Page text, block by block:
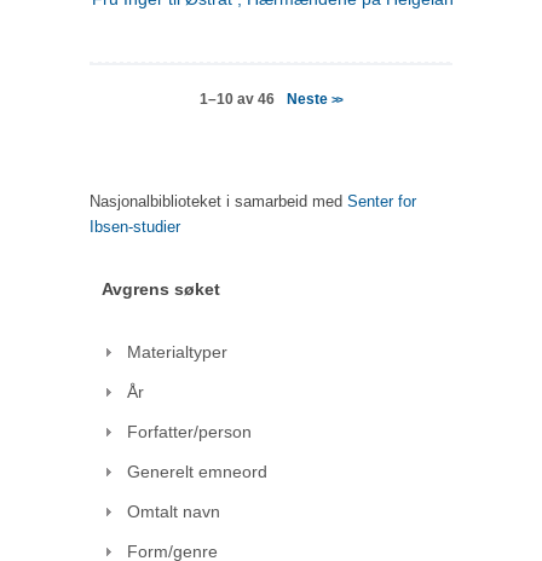
1–10 av 46 Neste>>
Nasjonalbiblioteket i samarbeid med Senter for
Ibsen-studier
Avgrens søket
Materialtyper
År
Forfatter/person
Generelt emneord
Omtalt navn
Form/genre